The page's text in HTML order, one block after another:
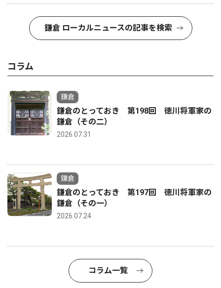
鎌倉 ローカルニュースの記事を検索
コラム
鎌倉
鎌倉のとっておき 第198回 徳川将軍家の
鎌倉（その二）
2026.07.31
鎌倉
鎌倉のとっておき 第197回 徳川将軍家の
鎌倉（その一）
2026.07.24
コラム一覧